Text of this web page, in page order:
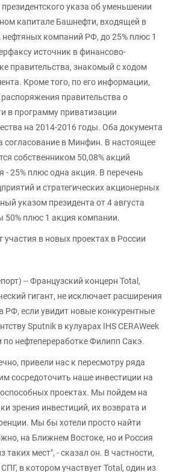
указа об уменьшении
капитале Башнефти, входящей в
нефтяных компаний РФ, до 25% плюс 1
источник в финансово-
правительства, знакомый с ходом
Кроме того, по его информации,
правительства о
в программу приватизации
на 2014-2016 годы. Оба документа
согласование в Минфин. В настоящее
собственником 50,08% акций
25% плюс одна акция. В перечень
и стратегических акционерных
указом президента от 4 августа
50% плюс 1 акция компании.
участия в новых проектах в России
-- Французский концерн Total,
гигант, не исключает расширения
РФ, если увидит новые конкурентные
Sputnik в кулуарах IHS CERAWeek
по нефтепереработке Филипп Сакэ.
привели нас к пересмотру ряда
сосредоточить наше инвестиции на
проектах. Мы пойдем на
зрения инвестиций, их возврата и
Мы бы хотели просто найти
на Ближнем Востоке, но и Россия
мест", - сказал он. В частности,
в котором участвует Total, один из